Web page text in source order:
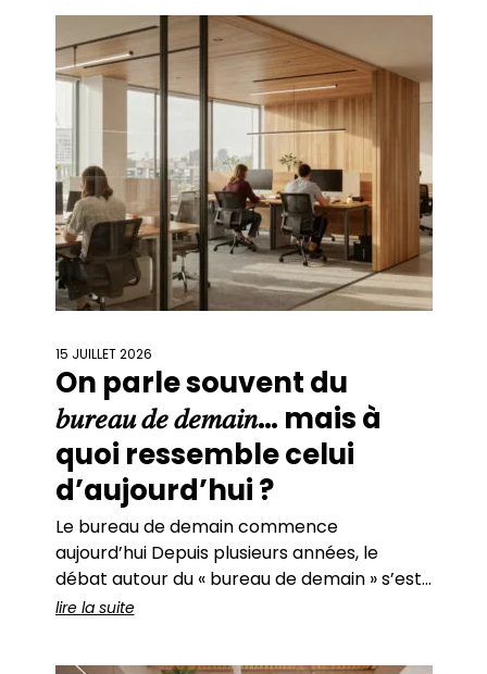
professionnels ne répondent plus
uniquement à des enjeux d’organisation
15 JUILLET 2026
On parle souvent du
𝑏𝑢𝑟𝑒𝑎𝑢 𝑑𝑒 𝑑𝑒𝑚𝑎𝑖𝑛… mais à
quoi ressemble celui
d’aujourd’hui ?
Le bureau de demain commence
aujourd’hui Depuis plusieurs années, le
débat autour du « bureau de demain » s’est
imposé dans les réflexions des entreprises.
lire la suite